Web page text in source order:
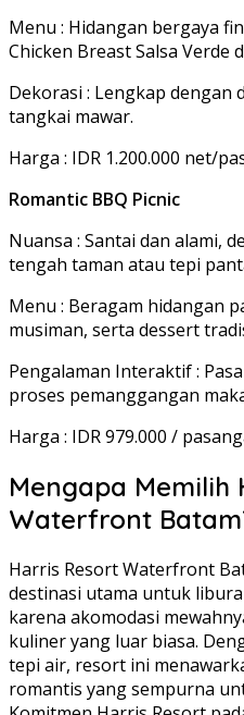
Menu : Hidangan bergaya
Chicken Breast Salsa Verde
Dekorasi : Lengkap dengan
tangkai mawar.
Harga : IDR 1.200.000 net/
Romantic BBQ Picnic
Nuansa : Santai dan alami,
tengah taman atau tepi
Menu : Beragam hidangan
musiman, serta dessert
Pengalaman Interaktif :
proses pemanggangan
Harga : IDR 979.000 /
Mengapa Memilih
Waterfront
Harris Resort Waterfront
destinasi utama untuk
karena akomodasi
kuliner yang luar biasa.
tepi air, resort ini
romantis yang sempurna